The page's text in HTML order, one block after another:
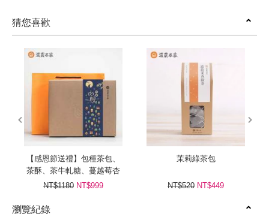
猜您喜歡
【感恩節送禮】包種茶包、
茶酥、茶牛軋糖、蔓越莓杏
仁牛軋糖
NT$1180 NT$999
茉莉綠茶包
NT$520 NT$449
瀏覽紀錄